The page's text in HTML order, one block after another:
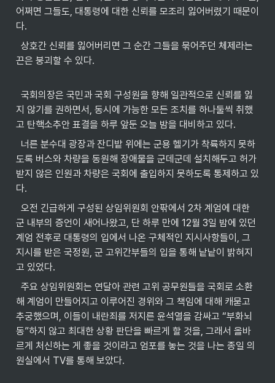
어쩌면 그들도, 대통령에 대한 신뢰를 모조리 잃어버렸기 때문이
다.
끈은 붕괴할 수 있다.
지 않기를 권하면서, 동시에 가능한 모든 조치를 하나둘씩 취했
고 탄핵소추안 표결을 하루 앞둔 오늘 밤을 대비하고 있다.
도록 버스와 차량을 동원해 장애물을 군데군데 설치해두고 허가
받지 않은 인원과 차량은 국회에 출입하지 못하도록 통제하고 있
다.
군 내부의 증언이 새어나왔고, 단 하루 만에 12월 3일 밤에 있던
계엄 전후로 대통령의 입에서 나온 구체적인 지시사항들이, 그
지시를 받은 국정원, 군 고위간부들의 입을 통해 낱낱이 밝혀지
고 있었다.
해 계엄이 만들어지고 이루어진 경위와 그 책임에 대해 캐묻고
추궁했으며, 이들이 내란죄를 저지른 윤석열을 감싸고 “부화뇌
동”하지 않고 최대한 상황 판단을 빠르게 할 것을, 그래서 올바
르게 처신하는 게 좋을 것이라고 엄포를 놓는 것을 나는 종일 의
원실에서 TV를 통해 보았다.